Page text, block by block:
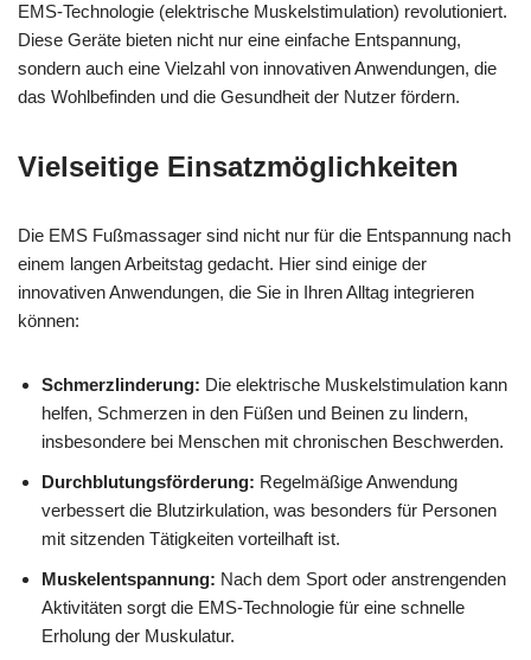
EMS-Technologie (elektrische Muskelstimulation) revolutioniert.
Diese Geräte bieten nicht nur eine einfache Entspannung,
sondern auch eine Vielzahl von innovativen Anwendungen, die
das Wohlbefinden und die Gesundheit der Nutzer fördern.
Vielseitige Einsatzmöglichkeiten
Die EMS Fußmassager sind nicht nur für die Entspannung nach
einem langen Arbeitstag gedacht. Hier sind einige der
innovativen Anwendungen, die Sie in Ihren Alltag integrieren
können:
Schmerzlinderung: Die elektrische Muskelstimulation kann
helfen, Schmerzen in den Füßen und Beinen zu lindern,
insbesondere bei Menschen mit chronischen Beschwerden.
Durchblutungsförderung: Regelmäßige Anwendung
verbessert die Blutzirkulation, was besonders für Personen
mit sitzenden Tätigkeiten vorteilhaft ist.
Muskelentspannung: Nach dem Sport oder anstrengenden
Aktivitäten sorgt die EMS-Technologie für eine schnelle
Erholung der Muskulatur.